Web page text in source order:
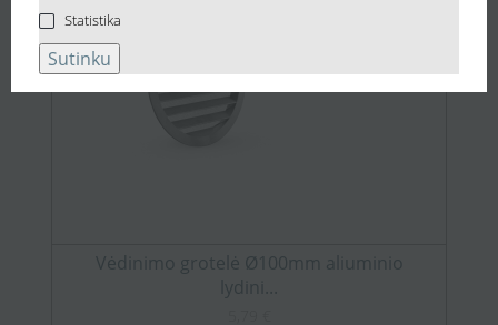
Statistika
Sutinku
Vėdinimo grotelė Ø100mm aliuminio
lydini...